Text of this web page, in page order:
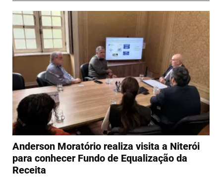
Anderson Moratório realiza visita a Niterói
para conhecer Fundo de Equalização da
Receita